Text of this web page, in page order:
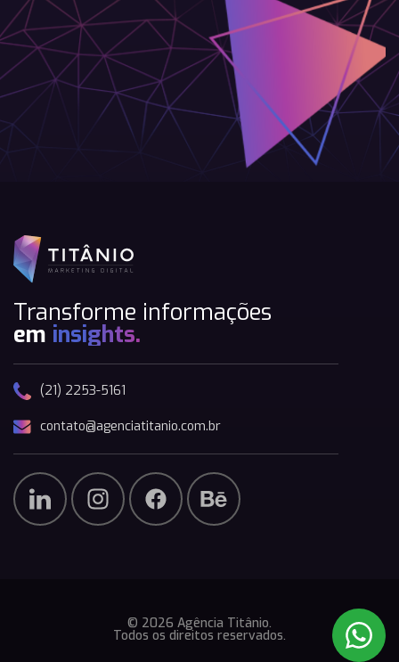
Transforme informações
em insights.
(21) 2253-5161
contato@agenciatitanio.com.br
© 2026 Agência Titânio.
Todos os direitos reservados.